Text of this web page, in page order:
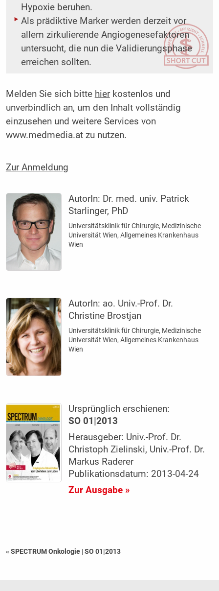
Hypoxie beruhen.
Als prädiktive Marker werden derzeit vor
allem zirkulierende Angiogenesefaktoren
untersucht, die nun die Validierungsphase
erreichen sollten.
Melden Sie sich bitte hierkostenlos und
unverbindlich an, um den Inhalt vollständig
einzusehen und weitere Services von
www.medmedia.at zu nutzen.
Zur Anmeldung
AutorIn: Dr. med. univ. Patrick
Starlinger, PhD
Universitätsklinik für Chirurgie, Medizinische
Universität Wien, Allgemeines Krankenhaus
Wien
AutorIn: ao. Univ.-Prof. Dr.
Christine Brostjan
Universitätsklinik für Chirurgie, Medizinische
Universität Wien, Allgemeines Krankenhaus
Wien
Ursprünglich erschienen:
SO 01|2013
Herausgeber: Univ.-Prof. Dr.
Christoph Zielinski, Univ.-Prof. Dr.
Markus Raderer
Publikationsdatum: 2013-04-24
Zur Ausgabe »
« SPECTRUM Onkologie |SO 01|2013